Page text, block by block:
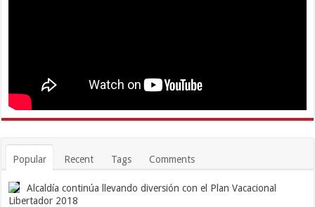
Popular Recent Tags Comments
Alcaldía continúa llevando diversión con el Plan Vacacional
Libertador 2018